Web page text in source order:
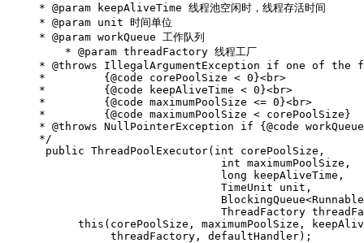
     * @param keepAliveTime 线程池空闲时，线程存活时间
     * @param unit 时间单位
     * @param workQueue 工作队列
* @throws IllegalArgumentException if one of the
     *         {@code corePoolSize < 0}<br>
     *         {@code keepAliveTime < 0}<br>
     *         {@code maximumPoolSize <= 0}<br>
     *         {@code maximumPoolSize < corePoolSize}
* @throws NullPointerException if {@code
     */
      public ThreadPoolExecutor(int corePoolSize,
                                 int maximumPoolSize,
                                 long keepAliveTime,
                                 TimeUnit unit,
ThreadFactory
this(corePoolSize, maximumPoolSize,
                threadFactory, defaultHandler);